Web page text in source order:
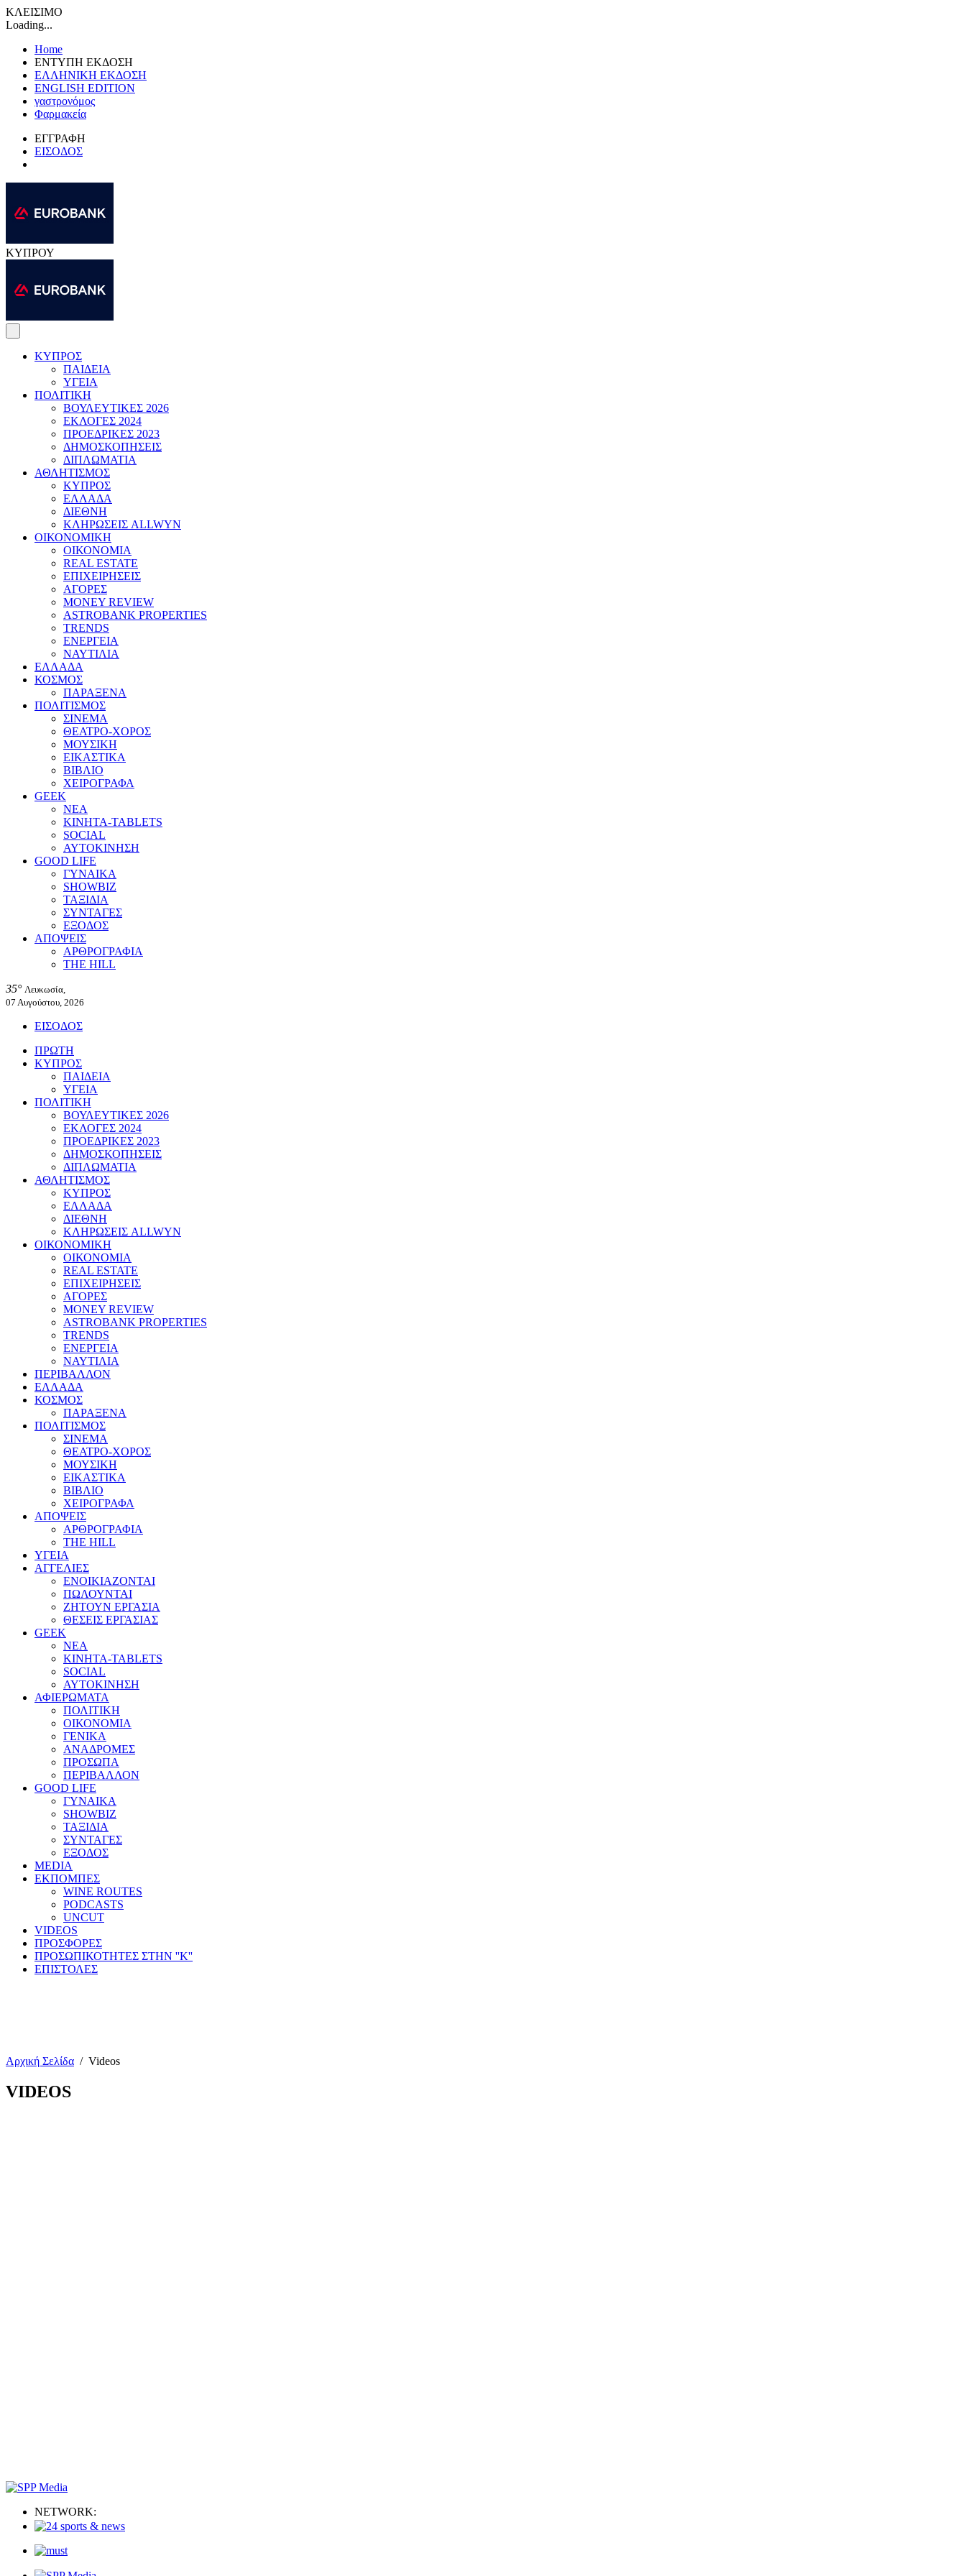
ΚΛΕΙΣΙΜΟ
Loading...
Home
ΕΝΤΥΠΗ ΕΚΔΟΣΗ
ΕΛΛΗΝΙΚΗ ΕΚΔΟΣΗ
ENGLISH EDITION
γαστρονόμος
Φαρμακεία
ΕΓΓΡΑΦΗ
ΕΙΣΟΔΟΣ
ΚΥΠΡΟΥ
ΚΥΠΡΟΣ
ΠΑΙΔΕΙΑ
ΥΓΕΙΑ
ΠΟΛΙΤΙΚΗ
ΒΟΥΛΕΥΤΙΚΕΣ 2026
ΕΚΛΟΓΕΣ 2024
ΠΡΟΕΔΡΙΚΕΣ 2023
ΔΗΜΟΣΚΟΠΗΣΕΙΣ
ΔΙΠΛΩΜΑΤΙΑ
ΑΘΛΗΤΙΣΜΟΣ
ΚΥΠΡΟΣ
ΕΛΛΑΔΑ
ΔΙΕΘΝΗ
ΚΛΗΡΩΣΕΙΣ ALLWYN
ΟΙΚΟΝΟΜΙΚΗ
ΟΙΚΟΝΟΜΙΑ
REAL ESTATE
ΕΠΙΧΕΙΡΗΣΕΙΣ
ΑΓΟΡΕΣ
MONEY REVIEW
ASTROBANK PROPERTIES
TRENDS
ΕΝΕΡΓΕΙΑ
ΝΑΥΤΙΛΙΑ
ΕΛΛΑΔΑ
ΚΟΣΜΟΣ
ΠΑΡΑΞΕΝΑ
ΠΟΛΙΤΙΣΜΟΣ
ΣΙΝΕΜΑ
ΘΕΑΤΡΟ-ΧΟΡΟΣ
ΜΟΥΣΙΚΗ
ΕΙΚΑΣΤΙΚΑ
ΒΙΒΛΙΟ
ΧΕΙΡΟΓΡΑΦΑ
GEEK
ΝΕΑ
ΚΙΝΗΤΑ-TABLETS
SOCIAL
ΑΥΤΟΚΙΝΗΣΗ
GOOD LIFE
ΓΥΝΑΙΚΑ
SHOWBIZ
ΤΑΞΙΔΙΑ
ΣΥΝΤΑΓΕΣ
ΕΞΟΔΟΣ
ΑΠΟΨΕΙΣ
ΑΡΘΡΟΓΡΑΦΙΑ
THE HILL
35° Λευκωσία,
07 Αυγούστου, 2026
ΕΙΣΟΔΟΣ
ΠΡΩΤΗ
ΚΥΠΡΟΣ
ΠΑΙΔΕΙΑ
ΥΓΕΙΑ
ΠΟΛΙΤΙΚΗ
ΒΟΥΛΕΥΤΙΚΕΣ 2026
ΕΚΛΟΓΕΣ 2024
ΠΡΟΕΔΡΙΚΕΣ 2023
ΔΗΜΟΣΚΟΠΗΣΕΙΣ
ΔΙΠΛΩΜΑΤΙΑ
ΑΘΛΗΤΙΣΜΟΣ
ΚΥΠΡΟΣ
ΕΛΛΑΔΑ
ΔΙΕΘΝΗ
ΚΛΗΡΩΣΕΙΣ ALLWYN
ΟΙΚΟΝΟΜΙΚΗ
ΟΙΚΟΝΟΜΙΑ
REAL ESTATE
ΕΠΙΧΕΙΡΗΣΕΙΣ
ΑΓΟΡΕΣ
MONEY REVIEW
ASTROBANK PROPERTIES
TRENDS
ΕΝΕΡΓΕΙΑ
ΝΑΥΤΙΛΙΑ
ΠΕΡΙΒΑΛΛΟΝ
ΕΛΛΑΔΑ
ΚΟΣΜΟΣ
ΠΑΡΑΞΕΝΑ
ΠΟΛΙΤΙΣΜΟΣ
ΣΙΝΕΜΑ
ΘΕΑΤΡΟ-ΧΟΡΟΣ
ΜΟΥΣΙΚΗ
ΕΙΚΑΣΤΙΚΑ
ΒΙΒΛΙΟ
ΧΕΙΡΟΓΡΑΦΑ
ΑΠΟΨΕΙΣ
ΑΡΘΡΟΓΡΑΦΙΑ
THE HILL
ΥΓΕΙΑ
ΑΓΓΕΛΙΕΣ
ΕΝΟΙΚΙΑΖΟΝΤΑΙ
ΠΩΛΟΥΝΤΑΙ
ΖΗΤΟΥΝ ΕΡΓΑΣΙΑ
ΘΕΣΕΙΣ ΕΡΓΑΣΙΑΣ
GEEK
ΝΕΑ
ΚΙΝΗΤΑ-TABLETS
SOCIAL
ΑΥΤΟΚΙΝΗΣΗ
ΑΦΙΕΡΩΜΑΤΑ
ΠΟΛΙΤΙΚΗ
ΟΙΚΟΝΟΜΙΑ
ΓΕΝΙΚΑ
ΑΝΑΔΡΟΜΕΣ
ΠΡΟΣΩΠΑ
ΠΕΡΙΒΑΛΛΟΝ
GOOD LIFE
ΓΥΝΑΙΚΑ
SHOWBIZ
ΤΑΞΙΔΙΑ
ΣΥΝΤΑΓΕΣ
ΕΞΟΔΟΣ
MEDIA
ΕΚΠΟΜΠΕΣ
WINE ROUTES
PODCASTS
UNCUT
VIDEOS
ΠΡΟΣΦΟΡΕΣ
ΠΡΟΣΩΠΙΚΟΤΗΤΕΣ ΣΤΗΝ ''Κ''
ΕΠΙΣΤΟΛΕΣ
Αρχική Σελίδα / Videos
VIDEOS
NETWORK: